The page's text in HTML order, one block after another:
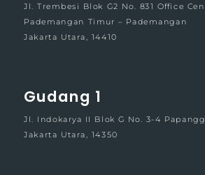
Jl. Trembesi Blok G2 No. 831 Office
Pademangan Timur – Pademangan
Jakarta Utara, 14410
Gudang 1
Jl. Indokarya II Blok G No. 3-4
Jakarta Utara, 14350